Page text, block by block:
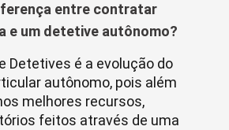
entre contratar
e um detetive autônomo?
Detetives é a evolução do
autônomo, pois além
melhores recursos,
feitos através de uma